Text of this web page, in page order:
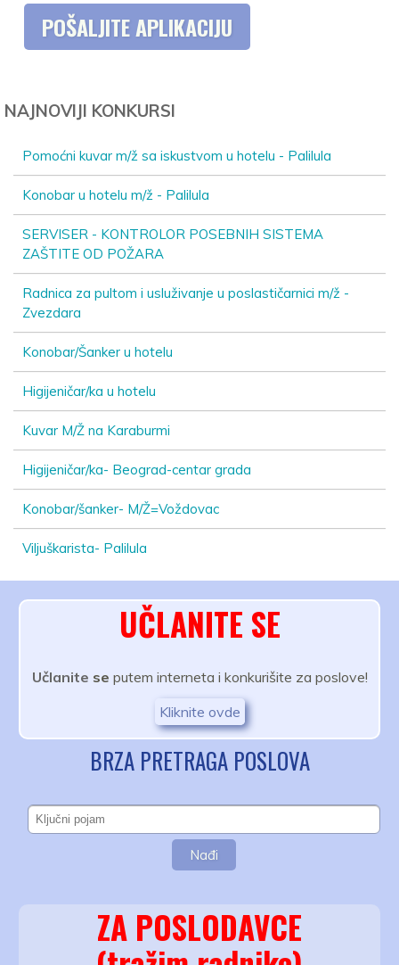
NAJNOVIJI KONKURSI
Pomoćni kuvar m/ž sa iskustvom u hotelu - Palilula
Konobar u hotelu m/ž - Palilula
SERVISER - KONTROLOR POSEBNIH SISTEMA
ZAŠTITE OD POŽARA
Radnica za pultom i usluživanje u poslastičarnici m/ž -
Zvezdara
Konobar/Šanker u hotelu
Higijeničar/ka u hotelu
Kuvar M/Ž na Karaburmi
Higijeničar/ka- Beograd-centar grada
Konobar/šanker- M/Ž=Voždovac
Viljuškarista- Palilula
UČLANITE SE
Učlanite se putem interneta i konkurišite za poslove!
Kliknite ovde
BRZA PRETRAGA POSLOVA
ZA POSLODAVCE